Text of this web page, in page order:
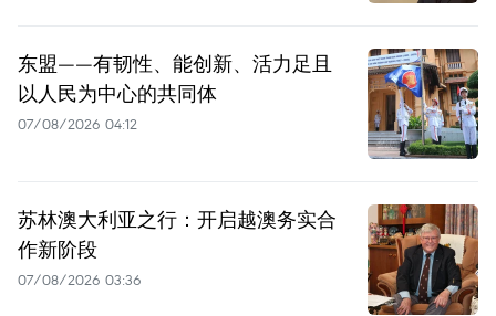
东盟——有韧性、能创新、活力足且
以人民为中心的共同体
07/08/2026 04:12
苏林澳大利亚之行：开启越澳务实合
作新阶段
07/08/2026 03:36